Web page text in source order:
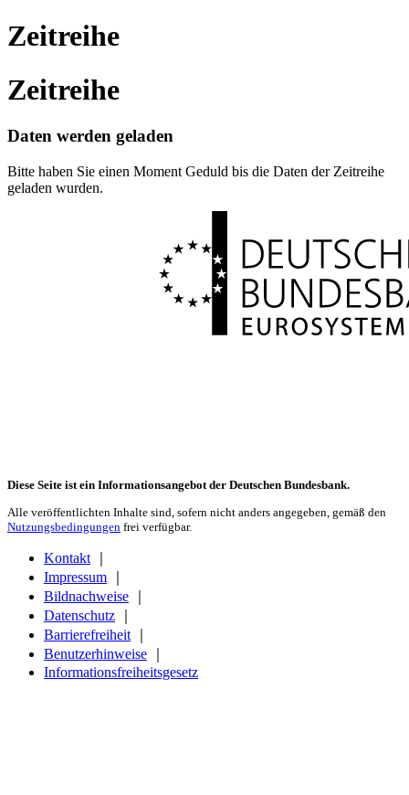
Zeitreihe
Zeitreihe
Daten werden geladen
Bitte haben Sie einen Moment Geduld bis die Daten der Zeitreihe
geladen wurden.
Diese Seite ist ein Informationsangebot der Deutschen Bundesbank.
Alle veröffentlichten Inhalte sind, sofern nicht anders angegeben, gemäß den
Nutzungsbedingungen frei verfügbar.
Kontakt
Impressum
Bildnachweise
Datenschutz
Barrierefreiheit
Benutzerhinweise
Informationsfreiheitsgesetz